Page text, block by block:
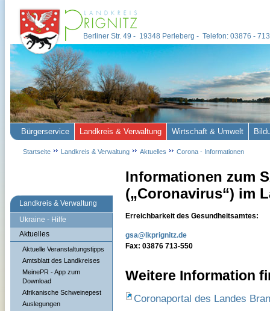
Landkreis & Verwaltung
Ukraine - Hilfe
Aktuelles
Aktuelle Veranstaltungstipps
Amtsblatt des Landkreises
MeinePR - App zum
Download
Afrikanische Schweinepest
Auslegungen
Informationen zum
(„Coronavirus“) im
Erreichbarkeit des Gesundheitsamtes:
gsa@lkprignitz.de
Fax: 03876 713-550
Weitere Information
Coronaportal des Landes
Berliner Str. 49 - 19348 Perleberg - Telefon: 03876 -
Bürgerservice Landkreis & Verwaltung Wirtschaft & Umwelt
Startseite Landkreis & Verwaltung Aktuelles Corona - Informationen